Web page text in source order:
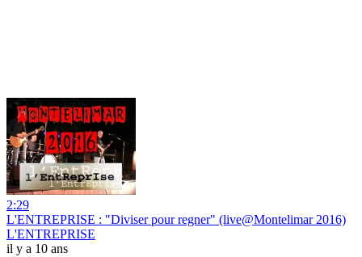
2:29
L'ENTREPRISE : "Diviser pour regner" (live@Montelimar 2016)
L'ENTREPRISE
il y a 10 ans